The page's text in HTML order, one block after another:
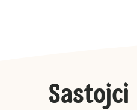
Sastojci